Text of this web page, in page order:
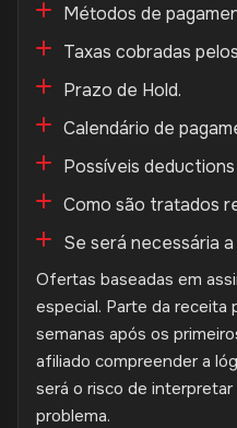
Métodos de
Taxas cobradas
Prazo de Hold.
Calendário de
Possíveis
Como são tratados
Se será necessária
Ofertas baseadas em
especial. Parte da receita
semanas após os
afiliado compreender a
será o risco de
problema.